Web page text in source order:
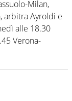
Milan,
arbitra Ayroldi e
alle 18.30
Verona-